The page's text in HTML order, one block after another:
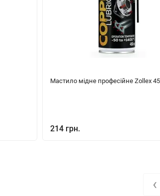
Мастило мідне професійне Zollex
214 грн.
‹